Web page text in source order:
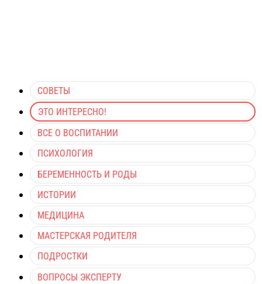
СОВЕТЫ
ЭТО ИНТЕРЕСНО!
ВСЕ О ВОСПИТАНИИ
ПСИХОЛОГИЯ
БЕРЕМЕННОСТЬ И РОДЫ
ИСТОРИИ
МЕДИЦИНА
МАСТЕРСКАЯ РОДИТЕЛЯ
ПОДРОСТКИ
ВОПРОСЫ ЭКСПЕРТУ